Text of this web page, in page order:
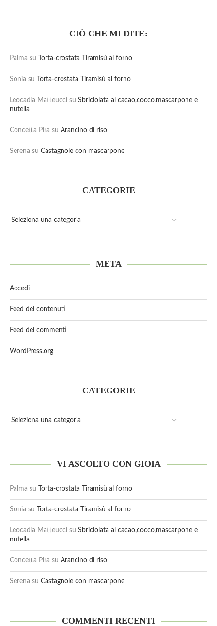
CIÒ CHE MI DITE:
Palma su Torta-crostata Tiramisù al forno
Sonia su Torta-crostata Tiramisù al forno
Leocadia Matteucci su Sbriciolata al cacao,cocco,mascarpone e
nutella
Concetta Pira su Arancino di riso
Serena su Castagnole con mascarpone
CATEGORIE
META
Accedi
Feed dei contenuti
Feed dei commenti
WordPress.org
CATEGORIE
VI ASCOLTO CON GIOIA
Palma su Torta-crostata Tiramisù al forno
Sonia su Torta-crostata Tiramisù al forno
Leocadia Matteucci su Sbriciolata al cacao,cocco,mascarpone e
nutella
Concetta Pira su Arancino di riso
Serena su Castagnole con mascarpone
COMMENTI RECENTI